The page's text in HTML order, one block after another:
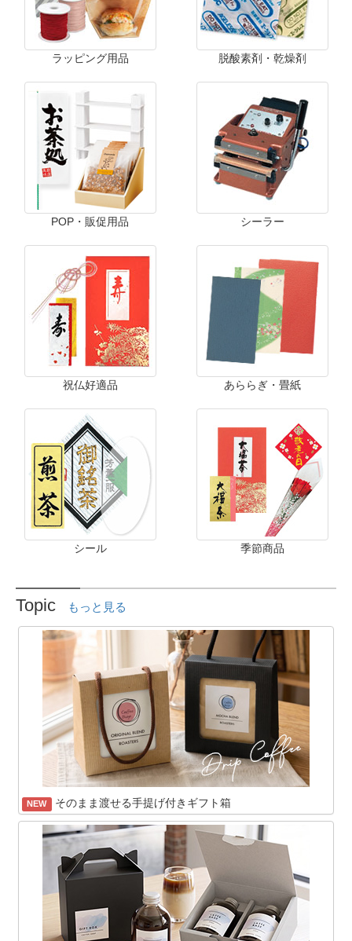
ラッピング用品 脱酸素剤・乾燥剤
POP・販促用品 シーラー
祝仏好適品 あららぎ・畳紙
シール 季節商品
Topic もっと見る
NEW そのまま渡せる手提げ付きギフト箱